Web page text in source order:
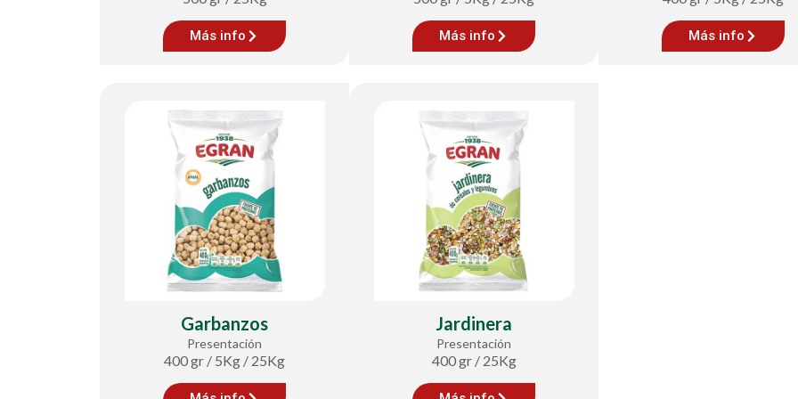
Más info Más info Más info
Garbanzos
Presentación
400 gr / 5Kg / 25Kg
Jardinera
Presentación
400 gr / 25Kg